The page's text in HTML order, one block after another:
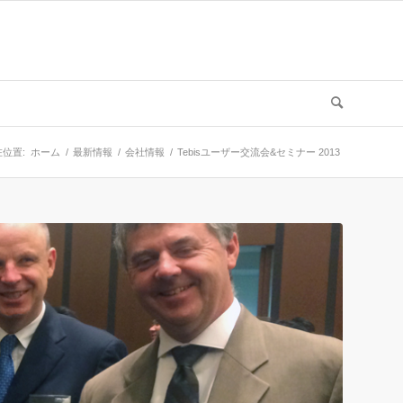
位置: ホーム / 最新情報 / 会社情報 / Tebisユーザー交流会&セミナー 2013